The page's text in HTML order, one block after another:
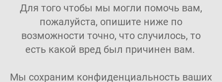
Для того чтобы мы могли помочь вам,
пожалуйста, опишите ниже по
возможности точно, что случилось, то
есть какой вред был причинен вам.
Мы сохраним конфиденциальность ваших